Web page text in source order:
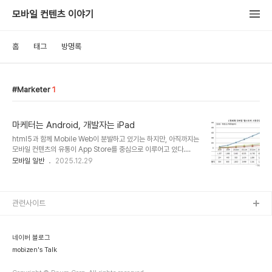
모바일 컨텐츠 이야기
홈 태그 방명록
Marketer 1
마케터는 Android, 개발자는 iPad
html5과 함께 Mobile Web이 분발하고 있기는 하지만, 아직까지는
모바일 컨텐츠의 유통이 App Store를 중심으로 이루어고 있다.
OVUM 보고서에서는 App Store에서 이루어지는 다운로드 수가
Partnership)에서는 전세계에 103개 App Store가 있는 것으로 집
모바일 일반 2025.12.29
네이버 블로그
mobizen's Talk
관련사이트